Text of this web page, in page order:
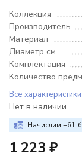
Коллекция
Производитель
Материал
Диаметр см.
Комплектация
Количество
Все характеристики
Нет в наличии
Начислим +61
1 223 ₽